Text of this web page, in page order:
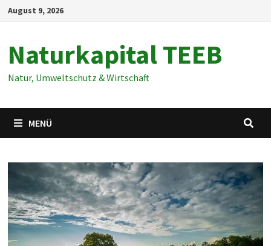
Zum
August 9, 2026
Naturkapital TEEB
Natur, Umweltschutz & Wirtschaft
MENÜ